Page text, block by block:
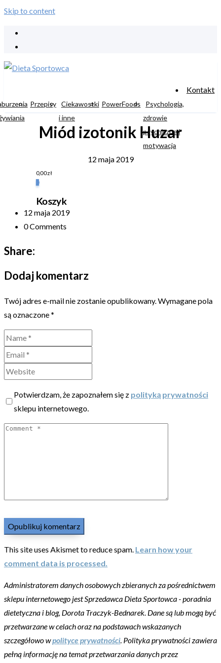
Skip to content
Przepisy Ciekawostki
i inne
PowerFoods
Psychologia,
zdrowie
psychiczne i
motywacja
Kontakt
0,00zł
0
Koszyk
Miód izotonik Huzar
12 maja 2019
12 maja 2019
0 Comments
Share:
Dodaj komentarz
Twój adres e-mail nie zostanie opublikowany.Wymagane pola
są oznaczone*
Potwierdzam, że zapoznałem się z polityką prywatności
sklepu internetowego.
This site uses Akismet to reduce spam. Learn how your
comment data is processed.
Administratorem danych osobowych zbieranych za pośrednictwem
sklepu internetowego jest Sprzedawca Dieta Sportowca - poradnia
dietetyczna i blog, Dorota Traczyk-Bednarek. Dane są lub mogą być
przetwarzane w celach oraz na podstawach wskazanych
szczegółowo wpolityce prywatności. Polityka prywatności zawiera
pełną informację na temat przetwarzania danych przez